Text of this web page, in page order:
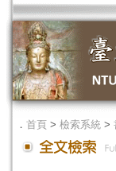
． 首頁 > 檢索系統 >